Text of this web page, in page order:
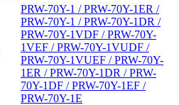
PRW-70Y-1 / PRW-70Y-1ER /
PRW-70Y-1 / PRW-70Y-1DR /
PRW-70Y-1VDF / PRW-70Y-
1VEF / PRW-70Y-1VUDF /
PRW-70Y-1VUEF / PRW-70Y-
1ER / PRW-70Y-1DR / PRW-
70Y-1DF / PRW-70Y-1EF /
PRW-70Y-1E